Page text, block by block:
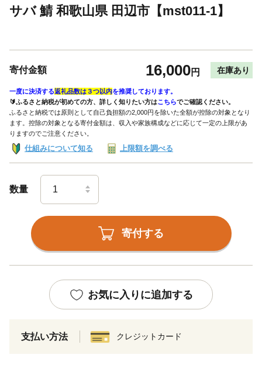
サバ 鯖 和歌山県 田辺市【mst011-1】
寄付金額 16,000円 在庫あり
一度に決済する返礼品数は３つ以内を推奨しております。
🔰ふるさと納税が初めての方、詳しく知りたい方はこちらでご確認ください。
ふるさと納税では原則として自己負担額の2,000円を除いた全額が控除の対象となり
ます。控除の対象となる寄付金額は、収入や家族構成などに応じて一定の上限があ
りますのでご注意ください。
仕組みについて知る 上限額を調べる
数量
寄付する
お気に入りに追加する
支払い方法 クレジットカード